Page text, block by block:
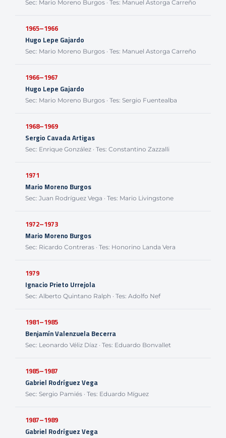
Sec: Mario Moreno Burgos · Tes: Manuel Astorga Carreño
1965–1966
Hugo Lepe Gajardo
Sec: Mario Moreno Burgos · Tes: Manuel Astorga Carreño
1966–1967
Hugo Lepe Gajardo
Sec: Mario Moreno Burgos · Tes: Sergio Fuentealba
1968–1969
Sergio Cavada Artigas
Sec: Enrique González · Tes: Constantino Zazzalli
1971
Mario Moreno Burgos
Sec: Juan Rodríguez Vega · Tes: Mario Livingstone
1972–1973
Mario Moreno Burgos
Sec: Ricardo Contreras · Tes: Honorino Landa Vera
1979
Ignacio Prieto Urrejola
Sec: Alberto Quintano Ralph · Tes: Adolfo Nef
1981–1985
Benjamín Valenzuela Becerra
Sec: Leonardo Véliz Díaz · Tes: Eduardo Bonvallet
1985–1987
Gabriel Rodríguez Vega
Sec: Sergio Pamiés · Tes: Eduardo Míguez
1987–1989
Gabriel Rodríguez Vega